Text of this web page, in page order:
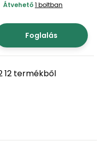
Átvehető1 boltban
Foglalás
12 termékből